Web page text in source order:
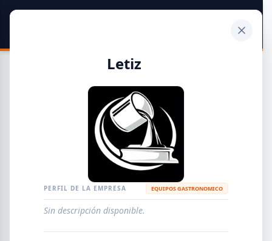
Guía de Empresas Metalúrgicas y Siderúrgicas
METALÚRGICAS
EMPRESAS AGREGAR EMPRESA
Letiz
PERFIL DE LA EMPRESA EQUIPOS GASTRONOMICO
Sin descripción disponible.